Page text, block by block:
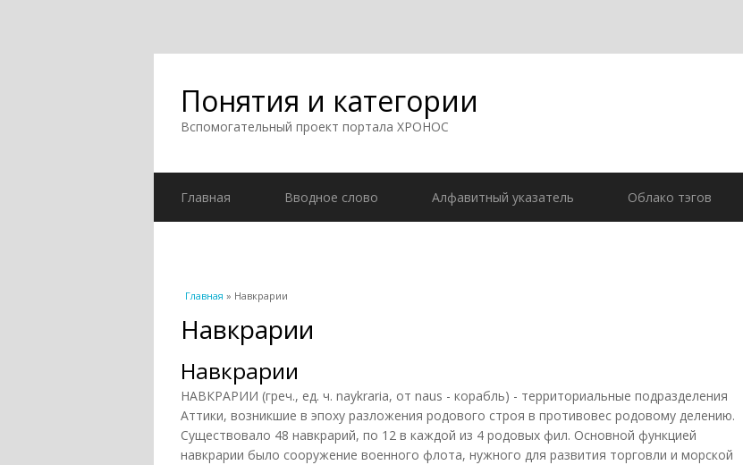
Понятия и категории
Вспомогательный проект портала ХРОНОС
Главная Вводное слово Алфавитный указатель Облако тэгов
Вы здесь
Главная » Навкрарии
Навкрарии
Навкрарии
НАВКРАРИИ (греч., ед. ч. naykraria, от naus - корабль) - территориальные подразделения
Аттики, возникшие в эпоху разложения родового строя в противовес родовому делению.
Существовало 48 навкрарий, по 12 в каждой из 4 родовых фил. Основной функцией
навкрарии было сооружение военного флота, нужного для развития торговли и морской